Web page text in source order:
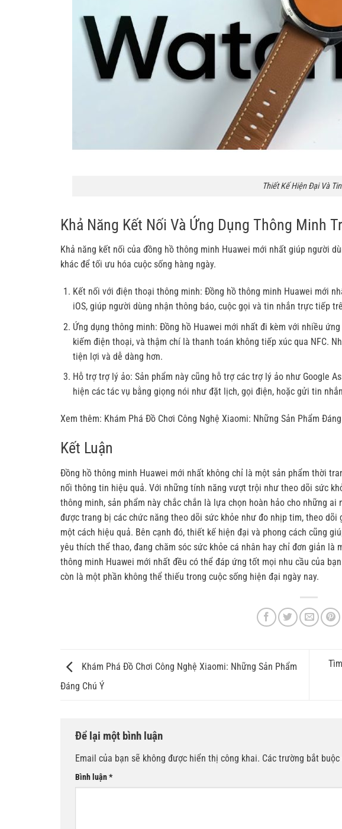
Thiết Kế Hiện Đại Và
Khả Năng Kết Nối Và Ứng Dụng Thông Minh
Khả năng kết nối của đồng hồ thông minh Huawei mới nhất giúp người
khác để tối ưu hóa cuộc sống hàng ngày.
Kết nối với điện thoại thông minh: Đồng hồ thông minh Huawei mới
iOS, giúp người dùng nhận thông báo, cuộc gọi và tin nhắn trực tiếp
Ứng dụng thông minh: Đồng hồ Huawei mới nhất đi kèm với nhiều
kiếm điện thoại, và thậm chí là thanh toán không tiếp xúc qua NFC.
tiện lợi và dễ dàng hơn.
Hỗ trợ trợ lý ảo: Sản phẩm này cũng hỗ trợ các trợ lý ảo như Google
hiện các tác vụ bằng giọng nói như đặt lịch, gọi điện, hoặc gửi tin
Xem thêm: Khám Phá Đồ Chơi Công Nghệ Xiaomi: Những Sản Phẩm
Kết Luận
Đồng hồ thông minh Huawei mới nhất không chỉ là một sản phẩm thời
nối thông tin hiệu quả. Với những tính năng vượt trội như theo dõi sức
thông minh, sản phẩm này chắc chắn là lựa chọn hoàn hảo cho những
được trang bị các chức năng theo dõi sức khỏe như đo nhịp tim, theo
một cách hiệu quả. Bên cạnh đó, thiết kế hiện đại và phong cách cũng
yêu thích thể thao, đang chăm sóc sức khỏe cá nhân hay chỉ đơn giản
thông minh Huawei mới nhất đều có thể đáp ứng tốt mọi nhu cầu của
còn là một phần không thể thiếu trong cuộc sống hiện đại ngày nay.
Khám Phá Đồ Chơi Công Nghệ Xiaomi: Những Sản Phẩm
Đáng Chú Ý
Để lại một bình luận
Email của bạn sẽ không được hiển thị công khai. Các trường bắt
Bình luận*